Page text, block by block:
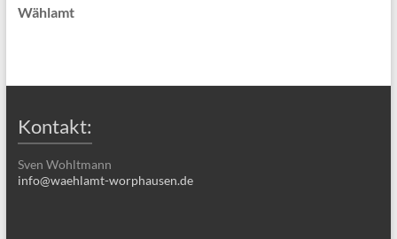
Wählamt
Kontakt:
Sven Wohltmann
info@waehlamt-worphausen.de